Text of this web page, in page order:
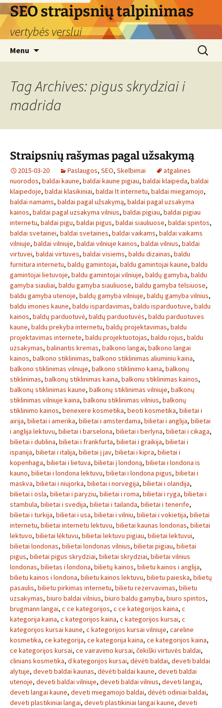
Skip
to
content
SEO straipsnių talpinimas
vertybės verslui
Menu
Search
for:
Tag Archives: pigus skrydziai i
madrida
Straipsnių rašymas pagal užsakymą
2015-03-20 Paslaugos, SEO, Skelbimai
atgalines
nuorodos, baldai kaune, baldai kaune pigiau, baldai klaipeda, baldai
klaipedoje, baldai klasikiniai, baldai lt internetu, baldai miegamojo,
baldai namams, baldai pagal užsakymą, baldai pagal uzsakyma
kainos, baldai pagal uzsakyma vilnius, baldai pigiau, baldai pigiau
internetu, baldai pigu, baldai pigus, baldai siauliuose, baldai spintos,
baldai svetainei, baldai svetaines, baldai vaikams, baldai vaikams
vilniuje, baldai vilniuje, baldai vilniuje kainos, baldai vilnius, baldai
virtuvei, baldai virtuves, baldai visiems, baldu dizainas, baldu
furnitura internetu, baldų gamintojai, baldu gamintojai kaune, baldu
gamintojai lietuvoje, baldu gamintojai vilniuje, baldų gamyba, baldu
gamyba siauliai, baldu gamyba siauliuose, baldu gamyba telsiuose,
baldu gamyba utenoje, baldų gamyba vilniuje, baldų gamyba vilnius,
baldu imones kaune, baldu ispardavimas, baldu isparduotuve, baldu
kainos, baldų parduotuvė, baldų parduotuvės, baldu parduotuves
kaune, baldu prekyba internetu, baldų projektavimas, baldu
projektavimas internete, baldu projektuotojas, baldu rojus, baldu
uzsakymas, balinantis kremas, balkono langai, balkono langai
kainos, balkono stiklinimas, balkono stiklinimas aliuminiu kaina,
balkono stiklinimas vilniuje, balkono stiklinimo kaina, balkonų
stiklinimas, balkonų stiklinimas kaina, balkonu stiklinimas kainos,
balkonų stiklinimas kaune, balkonų stiklinimas vilniuje, balkonų
stiklinimas vilniuje kaina, balkonu stiklinimas vilnius, balkonų
stiklinimo kainos, benexere kosmetika, beoti kosmetika, bilietai i
airija, bilietai i amerika, bilietai i amsterdama, bilietai i anglija, bilietai
i anglija lektuvu, bilietai i barselona, bilietai i berlyna, bilietai i cikaga,
bilietai i dublina, bilietai i frankfurta, bilietai i graikija, bilietai i
ispanija, bilietai i italija, bilietai į jav, bilietai i kipra, bilietai i
kopenhaga, bilietai i lietuva, bilietai į londoną, bilietai i londona is
kauno, bilietai i londona lektuvu, bilietai i londona pigus, bilietai i
maskva, bilietai i niujorka, bilietai i norvegija, bilietai i olandija,
bilietai i osla, bilietai i paryziu, bilietai i roma, bilietai i ryga, bilietai i
stambula, bilietai i svedija, bilietai i tailanda, bilietai i tenerife,
bilietai i turkija, bilietai i usa, bilietai i vilniu, bilietai i vokietija, bilietai
internetu, bilietai internetu lektuvu, bilietai kaunas londonas, bilietai
lektuvo, bilietai lėktuvu, bilietai lektuvu pigiau, bilietai lektuvui,
bilietai londonas, bilietai londonas vilnius, bilietai pigiau, bilietai
pigus, bilietai pigus skrydziai, bilietai skrydziai, bilietai vilnius
londonas, bilietas i londona, bilietų kainos, bilietu kainos i anglija,
bilietu kainos i londona, bilietu kainos lektuvu, bilietu paieska, bilietų
pasaulis, bilietu pirkimas internetu, bilietu rezervavimas, bilietu
uzsakymas, biuro baldai vilnius, biuro baldu gamyba, biuro spintos,
brugmann langai, c ce kategorijos, c ce kategorijos kaina, c
kategorija kaina, c kategorijos kaina, c kategorijos kursai, c
kategorijos kursai kaune, c kategorijos kursai vilniuje, careline
kosmetika, ce kategorija, ce kategorija kaina, ce kategorijos kaina,
ce kategorijos kursai, ce vairavimo kursai, čekiški virtuvės baldai,
clinians kosmetika, d kategorijos kursai, dėvėti baldai, deveti baldai
alytuje, deveti baldai kaunas, dėvėti baldai kaune, deveti baldai
utenoje, deveti baldai vilniuje, deveti baldai vilnius, deveti langai,
deveti langai kaune, deveti miegamojo baldai, dėvėti odiniai baldai,
deveti plastikiniai langai, deveti plastikiniai langai kaune, deveti